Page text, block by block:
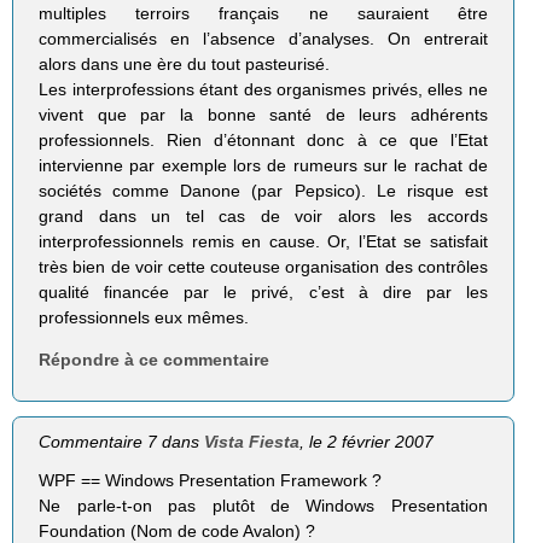
multiples terroirs français ne sauraient être
commercialisés en l’absence d’analyses. On entrerait
alors dans une ère du tout pasteurisé.
Les interprofessions étant des organismes privés, elles ne
vivent que par la bonne santé de leurs adhérents
professionnels. Rien d’étonnant donc à ce que l’Etat
intervienne par exemple lors de rumeurs sur le rachat de
sociétés comme Danone (par Pepsico). Le risque est
grand dans un tel cas de voir alors les accords
interprofessionnels remis en cause. Or, l’Etat se satisfait
très bien de voir cette couteuse organisation des contrôles
qualité financée par le privé, c’est à dire par les
professionnels eux mêmes.
Répondre à ce commentaire
Commentaire 7 dans Vista Fiesta , le 2 février 2007
WPF == Windows Presentation Framework ?
Ne parle-t-on pas plutôt de Windows Presentation
Foundation (Nom de code Avalon) ?